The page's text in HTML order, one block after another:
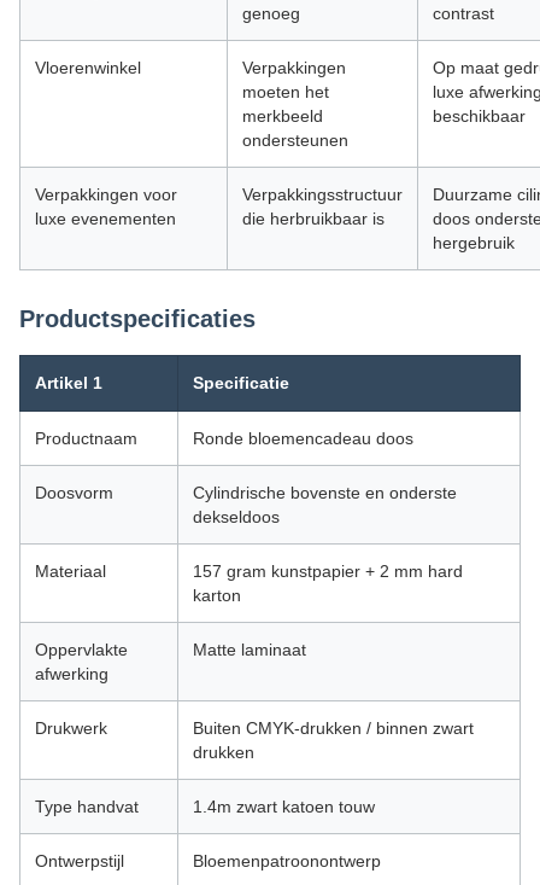
genoeg
contrast
Vloerenwinkel
Verpakkingen
moeten het
merkbeeld
ondersteunen
Op maat
luxe
beschikbaar
Verpakkingen voor
luxe evenementen
Verpakkingsstructuur
die herbruikbaar is
Duurzame
doos
hergebruik
Productspecificaties
Artikel 1 Specificatie
Productnaam Ronde bloemencadeau doos
Doosvorm
Cylindrische bovenste en onderste
dekseldoos
Materiaal
157 gram kunstpapier + 2 mm hard
karton
Oppervlakte
afwerking
Matte laminaat
Drukwerk
Buiten CMYK-drukken / binnen zwart
drukken
Type handvat 1.4m zwart katoen touw
Ontwerpstijl Bloemenpatroonontwerp